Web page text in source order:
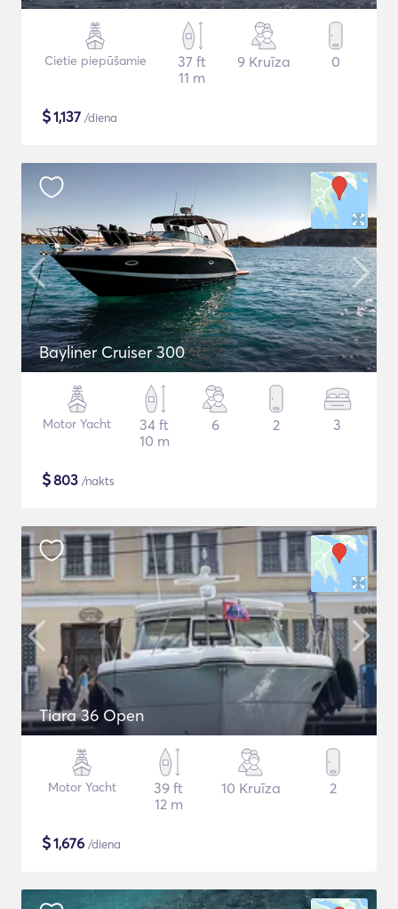
Cietie piepūšamie
37 ft
11 m
9 Kruīza 0
$1,137 /diena
Bayliner Cruiser 300
Motor Yacht
34 ft
10 m
6 2 3
$803 /nakts
Tiara 36 Open
Motor Yacht
39 ft
12 m
10 Kruīza 2
$1,676 /diena